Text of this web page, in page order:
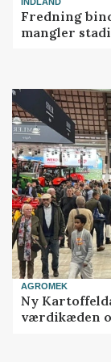
Fredning
mangler
AGROMEK
Ny
værdikæden